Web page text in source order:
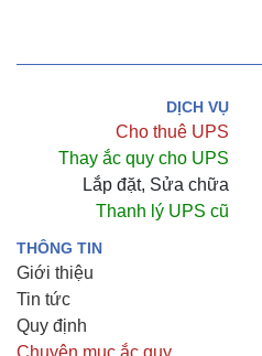
DỊCH VỤ
Cho thuê UPS
Thay ắc quy cho UPS
Lắp đặt, Sửa chữa
Thanh lý UPS cũ
THÔNG TIN
Giới thiệu
Tin tức
Quy định
Chuyên mục ắc quy